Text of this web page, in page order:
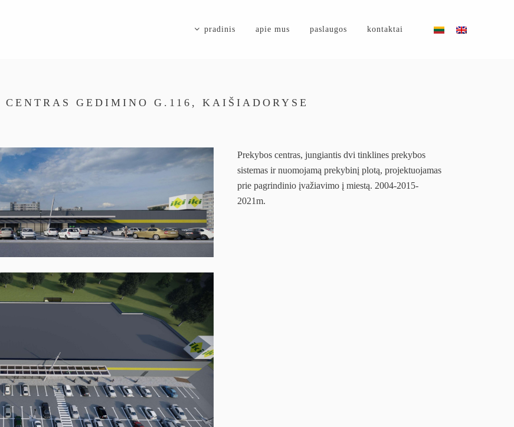
pradinis apie mus paslaugos kontaktai
CENTRAS GEDIMINO G.116, KAIŠIADORYSE
Prekybos centras, jungiantis dvi tinklines prekybos
sistemas ir nuomojamą prekybinį plotą, projektuojamas
prie pagrindinio įvažiavimo į miestą. 2004-2015-
2021m.